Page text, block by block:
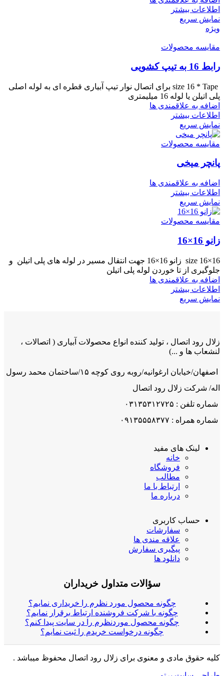
اطلاعات بیشتر
نمایش سریع
ویژه
مقایسه محصولات
رابط 16 به تیپ کشویی
size 16 * Tape برای اتصال نوار تیپ آبیاری قطره ای به لوله اصلی
پلی اتیلن یا لوله 16 میلیمتری
اضافه به علاقمندی ها
اطلاعات بیشتر
نمایش سریع
مقایسه محصولات
پانچر میخی
اضافه به علاقمندی ها
اطلاعات بیشتر
نمایش سریع
مقایسه محصولات
زانو 16×16
size 16×16 زانو 16×16 جهت انتقال مسیر در لوله های پلی اتیلن و
جلوگیری از تا خوردن لوله پلی اتیلن
اضافه به علاقمندی ها
اطلاعات بیشتر
نمایش سریع
زلال رود اتصال ، تولید کننده انواع محصولات آبیاری ( اتصالات ،
لنشعاب ها و ...)
اصفهان/خیابان ارغوانیه/روبه روی کوچه ۱۵/ساختمان محمد رسول
اله/ شرکت زلال رود اتصال
شماره تلفن : ۰۳۱۳۵۳۱۲۷۲۵
شماره همراه : ۰۹۱۳۵۵۵۸۳۷۷
لینک های مفید
خانه
فروشگاه
مطالب
ارتباط با ما
درباره ما
حساب کاربری
سفارشات
علاقه مندی ها
پیگیری سفارش
دانلود ها
سؤالات متداول خریداران
چگونه محصول مورد نظرم را خریداری نمایم؟
چگونه با شرکت فروشنده ارتباط برقرار نمایم؟
چگونه محصول موردنظرم را در سایت پیدا کنم؟
چگونه درخواست خریدم را ثبت نمایم؟
کلیه حقوق مادی و معنوی برای زلال رود اتصال محفوظ میباشد .